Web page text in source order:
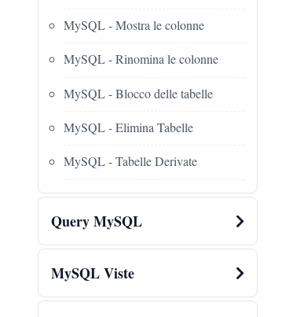
MySQL - Mostra le colonne
MySQL - Rinomina le colonne
MySQL - Blocco delle tabelle
MySQL - Elimina Tabelle
MySQL - Tabelle Derivate
Query MySQL
MySQL Viste